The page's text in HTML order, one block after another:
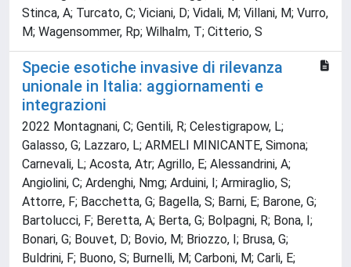
Stinca, A; Turcato, C; Viciani, D; Vidali, M; Villani, M; Vurro,
M; Wagensommer, Rp; Wilhalm, T; Citterio, S
Specie esotiche invasive di rilevanza
unionale in Italia: aggiornamenti e
integrazioni
2022 Montagnani, C; Gentili, R; Celestigrapow, L;
Galasso, G; Lazzaro, L; ARMELI MINICANTE, Simona;
Carnevali, L; Acosta, Atr; Agrillo, E; Alessandrini, A;
Angiolini, C; Ardenghi, Nmg; Arduini, I; Armiraglio, S;
Attorre, F; Bacchetta, G; Bagella, S; Barni, E; Barone, G;
Bartolucci, F; Beretta, A; Berta, G; Bolpagni, R; Bona, I;
Bonari, G; Bouvet, D; Bovio, M; Briozzo, I; Brusa, G;
Buldrini, F; Buono, S; Burnelli, M; Carboni, M; Carli, E;